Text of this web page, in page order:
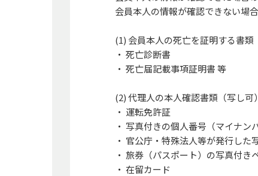
会員本人の情報が確認できない場
(1) 会員本人の死亡を証明する書類
・ 死亡診断書
・ 死亡届記載事項証明書 等
(2) 代理人の本人確認書類（写し可
・ 運転免許証
・ 写真付きの個人番号（マイナン
・ 官公庁・特殊法人等が発行した
・ 旅券（パスポート）の写真付き
・ 在留カード